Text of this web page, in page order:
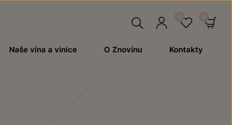
Naše vína a vinice O Znovínu Kontakty